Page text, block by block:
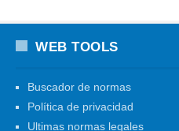
WEB TOOLS
Buscador de normas
Política de privacidad
Ultimas normas legales